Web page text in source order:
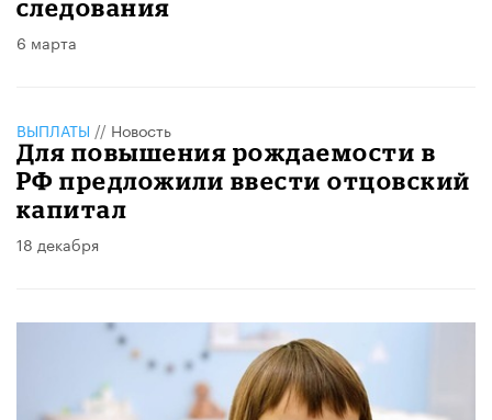
следования
6 марта
ВЫПЛАТЫ // Новость
Для повышения рождаемости в
РФ предложили ввести отцовский
капитал
18 декабря